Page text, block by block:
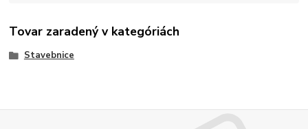
Tovar zaradený v kategóriách
Stavebnice